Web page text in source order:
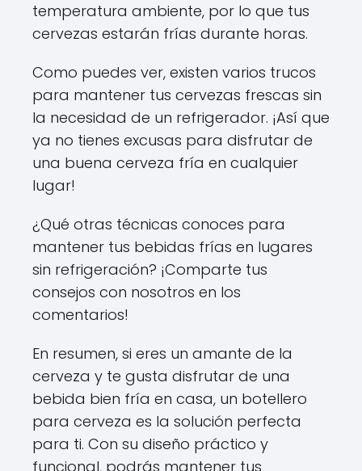
temperatura ambiente, por lo que tus
cervezas estarán frías durante horas.
Como puedes ver, existen varios trucos
para mantener tus cervezas frescas sin
la necesidad de un refrigerador. ¡Así que
ya no tienes excusas para disfrutar de
una buena cerveza fría en cualquier
lugar!
¿Qué otras técnicas conoces para
mantener tus bebidas frías en lugares
sin refrigeración? ¡Comparte tus
consejos con nosotros en los
comentarios!
En resumen, si eres un amante de la
cerveza y te gusta disfrutar de una
bebida bien fría en casa, un botellero
para cerveza es la solución perfecta
para ti. Con su diseño práctico y
funcional, podrás mantener tus